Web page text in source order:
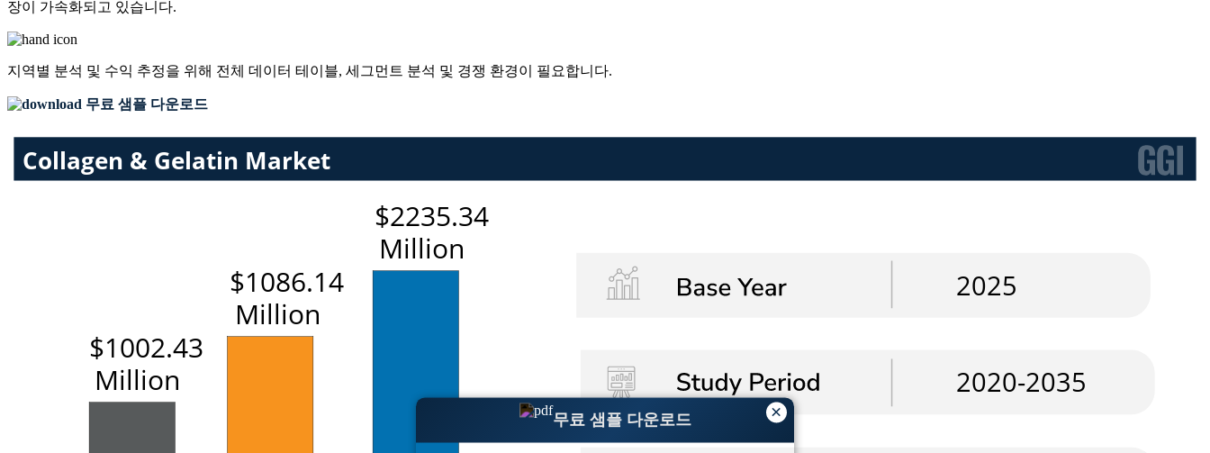
×
무료 샘플 다운로드
장이 가속화되고 있습니다.
지역별 분석 및 수익 추정을 위해 전체 데이터 테이블, 세그먼트 분석 및 경쟁 환경이 필요합니다.
무료 샘플 다운로드